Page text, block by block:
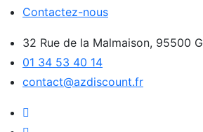
Contactez-nous
32 Rue de la Malmaison, 95500
01 34 53 40 14
contact@azdiscount.fr